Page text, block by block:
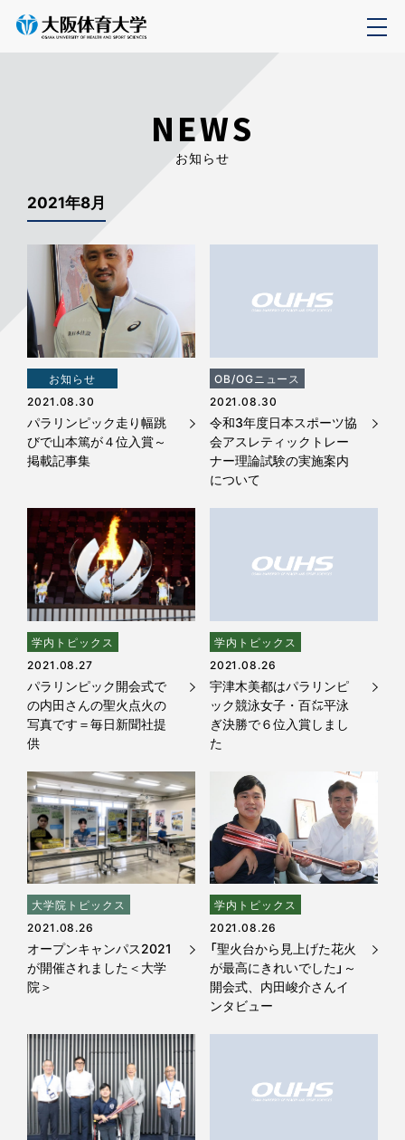
NEWS
お知らせ
2021年8月
お知らせ
2021.08.30
パラリンピック走り幅跳
びで山本篤が４位入賞～
掲載記事集
OB/OGニュース
2021.08.30
令和3年度日本スポーツ協
会アスレティックトレー
ナー理論試験の実施案内
について
学内トピックス
2021.08.27
パラリンピック開会式で
の内田さんの聖火点火の
写真です＝毎日新聞社提
供
学内トピックス
2021.08.26
宇津木美都はパラリンピ
ック競泳女子・百㍍平泳
ぎ決勝で６位入賞しまし
た
大学院トピックス
2021.08.26
オープンキャンパス2021
が開催されました＜大学
院＞
学内トピックス
2021.08.26
「聖火台から見上げた花火
が最高にきれいでした」～
開会式、内田峻介さんイ
ンタビュー